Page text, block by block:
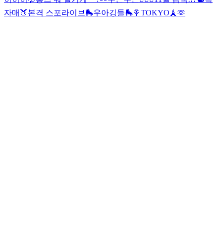
자매🍑본격 스포라이브🛼우아깅들🛼🍭TOKYO🗼🫶